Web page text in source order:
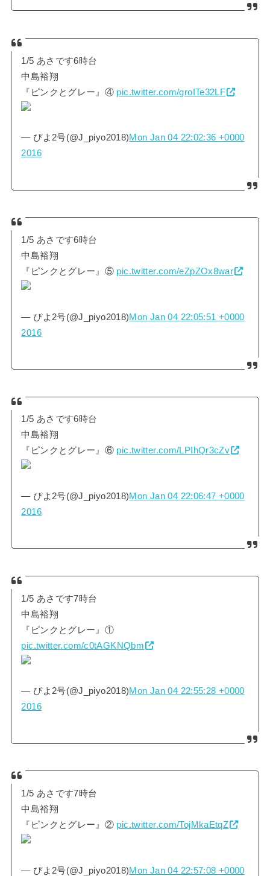
1/5 あさです6時台
中島裕翔
『ピンクとグレー』④ pic.twitter.com/groITe32LF
— ぴよ2号(@J_piyo2018)Mon Jan 04 22:02:36 +0000
2016
1/5 あさです6時台
中島裕翔
『ピンクとグレー』⑤ pic.twitter.com/eZpZOx8war
— ぴよ2号(@J_piyo2018)Mon Jan 04 22:05:51 +0000
2016
1/5 あさです6時台
中島裕翔
『ピンクとグレー』⑥ pic.twitter.com/LPIhQr3cZv
— ぴよ2号(@J_piyo2018)Mon Jan 04 22:06:47 +0000
2016
1/5 あさです7時台
中島裕翔
『ピンクとグレー』①
pic.twitter.com/c0tAGKNQbm
— ぴよ2号(@J_piyo2018)Mon Jan 04 22:55:28 +0000
2016
1/5 あさです7時台
中島裕翔
『ピンクとグレー』② pic.twitter.com/TojMkaEtqZ
— ぴよ2号(@J_piyo2018)Mon Jan 04 22:57:08 +0000